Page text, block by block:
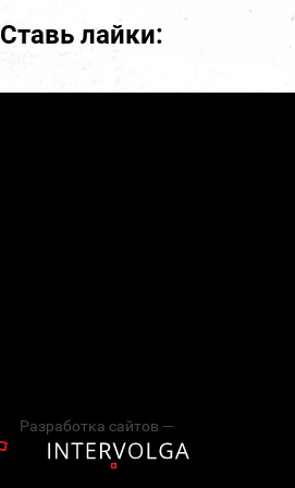
Ставь лайки:
Разработка сайтов —